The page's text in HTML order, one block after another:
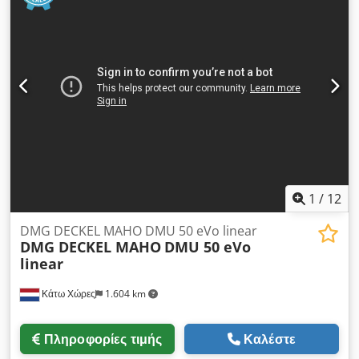
1 / 12
Κάτω Χώρες 1.604 km
DMG DECKEL MAHO DMU 50 eVo linear
DMG DECKEL MAHO DMU 50 eVo
linear
Πληροφορίες τιμής Καλέστε